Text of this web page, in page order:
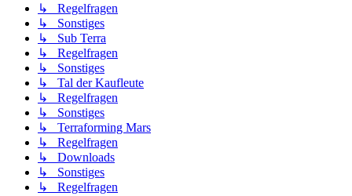
↳ Regelfragen
↳ Sonstiges
↳ Sub Terra
↳ Regelfragen
↳ Sonstiges
↳ Tal der Kaufleute
↳ Regelfragen
↳ Sonstiges
↳ Terraforming Mars
↳ Regelfragen
↳ Downloads
↳ Sonstiges
↳ Regelfragen